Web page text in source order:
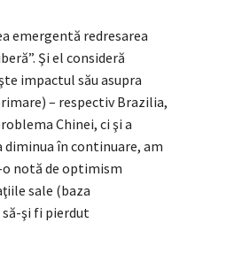
emergentă redresarea
Şi el consideră
impactul său asupra
– respectiv Brazilia,
Chinei, ci şi a
diminua în continuare, am
o notă de optimism
sale (baza
şi fi pierdut